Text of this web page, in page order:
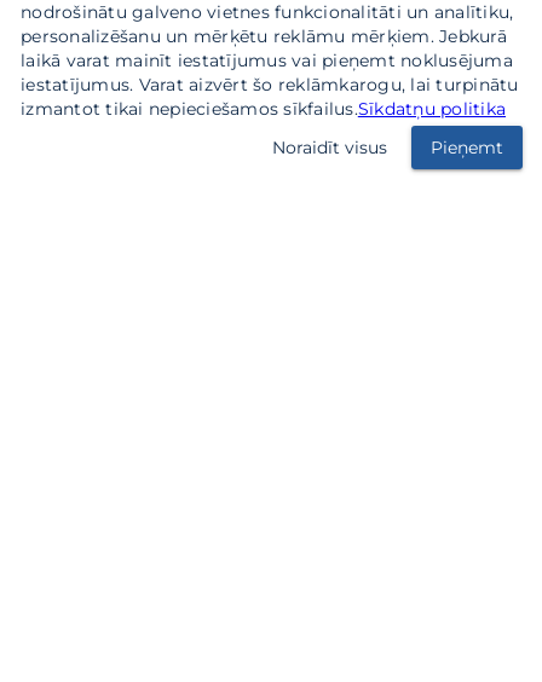
nodrošinātu galveno vietnes funkcionalitāti un analītiku,
personalizēšanu un mērķētu reklāmu mērķiem. Jebkurā
laikā varat mainīt iestatījumus vai pieņemt noklusējuma
iestatījumus. Varat aizvērt šo reklāmkarogu, lai turpinātu
izmantot tikai nepieciešamos sīkfailus.Sīkdatņu politika
Noraidīt visus
Pieņemt